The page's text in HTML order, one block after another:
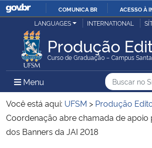
IR
O
COMUNICA BR ACESSO À
Ministério da Justiça e Segurança Pública
Ministério da Defesa
Ministério das Relações Exteriores
Ministério da Economia
LANGUAGES INTERNATIONAL
Produção
Curso de Graduação – Campus
Menu Menu Principal do Sítio
Busca
Buscar
Busca:
Você está aqui: UFSM > Produção
Coordenação abre chamada de apoio
dos Banners da JAI 2018